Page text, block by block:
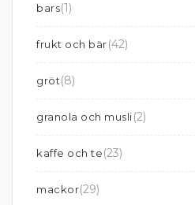
bars(1)
frukt och bär(42)
gröt(8)
granola och musli(2)
kaffe och te(23)
mackor(29)